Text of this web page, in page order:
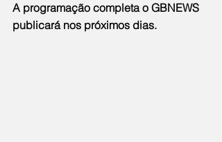
A programação completa o GBNEWS
publicará nos próximos dias.